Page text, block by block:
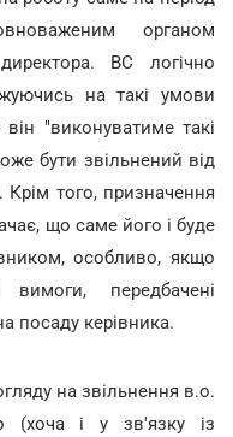
органом
ВС логічно
на такі умови
"виконуватиме такі
бути звільнений від
Крім того, призначення
що саме його і буде
особливо, якщо
передбачені
посаду керівника.
на звільнення в.о.
(хоча і у зв'язку із